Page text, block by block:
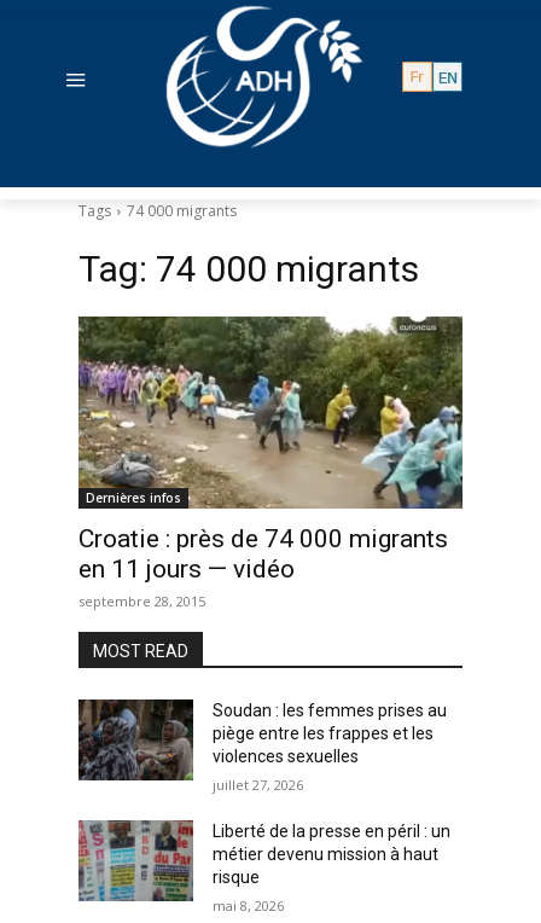
Tags 74 000 migrants
Tag: 74 000 migrants
Dernières infos
Croatie : près de 74 000 migrants
en 11 jours — vidéo
septembre 28, 2015
MOST READ
Soudan : les femmes prises au
piège entre les frappes et les
violences sexuelles
juillet 27, 2026
Liberté de la presse en péril : un
métier devenu mission à haut
risque
mai 8, 2026